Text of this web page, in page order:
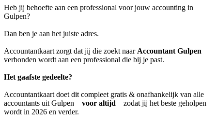
Heb jij behoefte aan een professional voor jouw accounting in
Gulpen?
Dan ben je aan het juiste adres.
Accountantkaart zorgt dat jij die zoekt naarAccountant Gulpen
verbonden wordt aan een professional die bij je past.
Het gaafste gedeelte?
Accountantkaart doet dit compleet gratis & onafhankelijk van alle
accountants uit Gulpen – voor altijd – zodat jij het beste geholpen
wordt in 2026 en verder.